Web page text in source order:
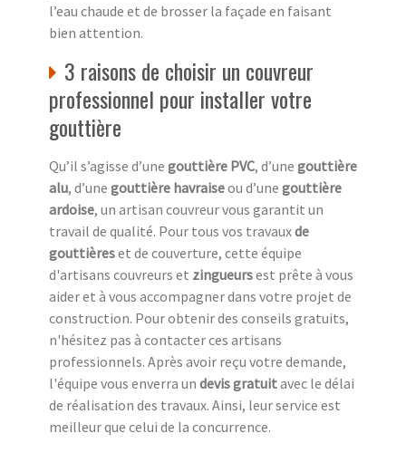
l’eau chaude et de brosser la façade en faisant
bien attention.
3 raisons de choisir un couvreur
professionnel pour installer votre
gouttière
Qu’il s’agisse d’une gouttière PVC, d’une gouttière
alu, d’une gouttière havraiseou d’une gouttière
ardoise, un artisan couvreur vous garantit un
travail de qualité. Pour tous vos travauxde
gouttièreset de couverture, cette équipe
d'artisans couvreurs et zingueursest prête à vous
aider et à vous accompagner dans votre projet de
construction. Pour obtenir des conseils gratuits,
n'hésitez pas à contacter ces artisans
professionnels. Après avoir reçu votre demande,
l'équipe vous enverra un devis gratuitavec le délai
de réalisation des travaux. Ainsi, leur service est
meilleur que celui de la concurrence.